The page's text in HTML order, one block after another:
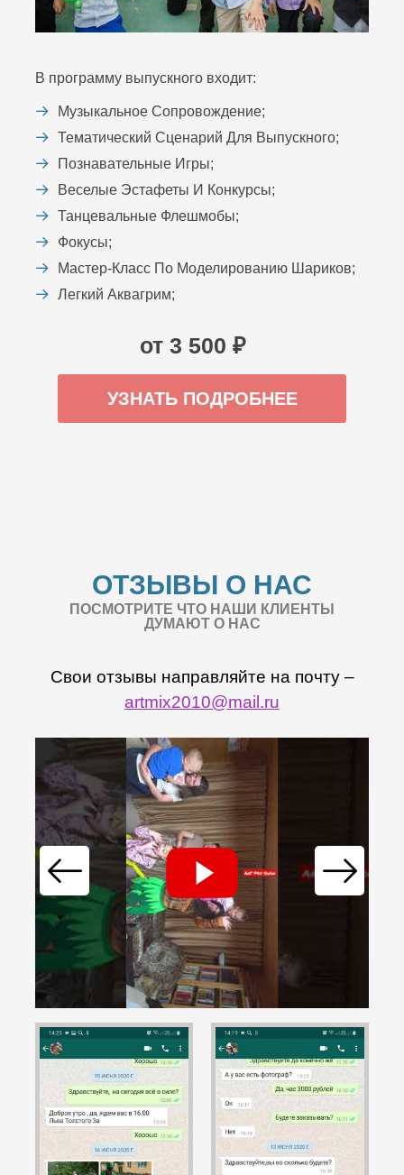
В программу выпускного входит:
Музыкальное Сопровождение;
Тематический Сценарий Для Выпускного;
Познавательные Игры;
Веселые Эстафеты И Конкурсы;
Танцевальные Флешмобы;
Фокусы;
Мастер-Класс По Моделированию Шариков;
Легкий Аквагрим;
от 3 500 ₽
УЗНАТЬ ПОДРОБНЕЕ
ОТЗЫВЫ О НАС
ПОСМОТРИТЕ ЧТО НАШИ КЛИЕНТЫ
ДУМАЮТ О НАС
Свои отзывы направляйте на почту –
artmix2010@mail.ru